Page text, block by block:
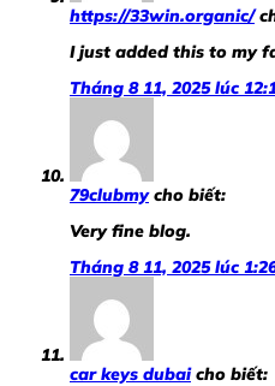
https://33win.organic/
I just added this to my
Tháng 8 11, 2025 lúc
79clubmy cho biết:
Very fine blog.
Tháng 8 11, 2025 lúc
car keys dubai cho biết: